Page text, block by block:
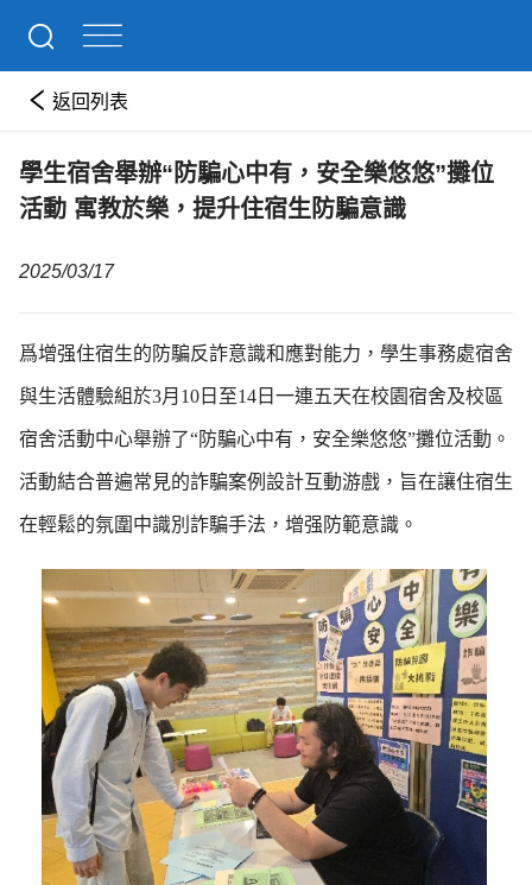
返回列表
學生宿舍舉辦“防騙心中有，安全樂悠悠”攤位
活動 寓教於樂，提升住宿生防騙意識
2025/03/17
爲增强住宿生的防騙反詐意識和應對能力，學生事務處宿舍
與生活體驗組於3月10日至14日一連五天在校園宿舍及校區
宿舍活動中心舉辦了“防騙心中有，安全樂悠悠”攤位活動。
活動結合普遍常見的詐騙案例設計互動游戲，旨在讓住宿生
在輕鬆的氛圍中識別詐騙手法，增强防範意識。